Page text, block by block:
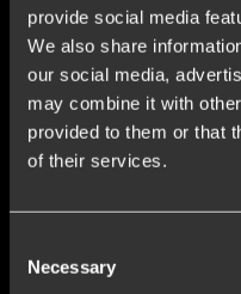
provide social media
We also share
our social media,
may combine it with
provided to them or that
of their services.
Selection
Necessary
anhængertræk.
Læs mere
Kundeservice
Kundeservice
Nyheder